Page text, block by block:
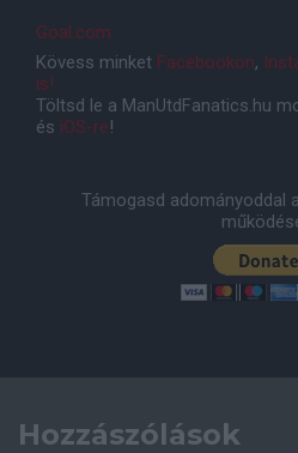
Goal.com
Kövess minket Facebookon,
is!
Töltsd le a ManUtdFanatics.hu
és iOS-re!
Támogasd adományoddal
Hozzászólások